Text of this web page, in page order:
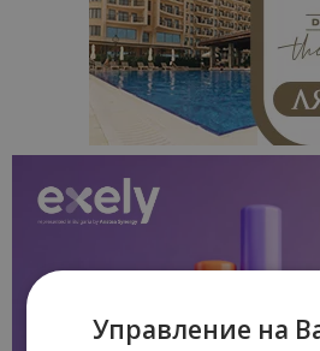
Управление на